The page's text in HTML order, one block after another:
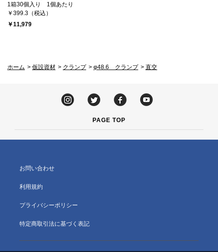
1箱30個入り 1個あたり
￥399.3（税込）
￥11,979
ホーム > 仮設資材 > クランプ > φ48.6 クランプ > 直交
PAGE TOP
お問い合わせ
利用規約
プライバシーポリシー
特定商取引法に基づく表記